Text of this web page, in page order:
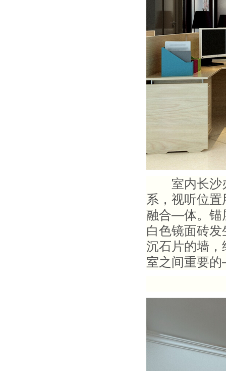
室内长沙办
系，视听位
融合—体。锚
白色镜面砖
沉石片的墙
室之间重要的